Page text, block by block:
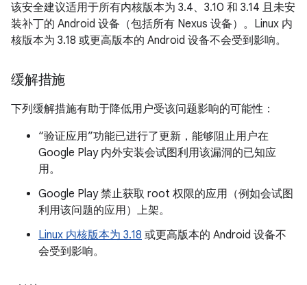
该安全建议适用于所有内核版本为 3.4、3.10 和 3.14 且未安
装补丁的 Android 设备（包括所有 Nexus 设备）。Linux 内
核版本为 3.18 或更高版本的 Android 设备不会受到影响。
缓解措施
下列缓解措施有助于降低用户受该问题影响的可能性：
“验证应用”功能已进行了更新，能够阻止用户在
Google Play 内外安装会试图利用该漏洞的已知应
用。
Google Play 禁止获取 root 权限的应用（例如会试图
利用该问题的应用）上架。
Linux 内核版本为 3.18 或更高版本的 Android 设备不
会受到影响。